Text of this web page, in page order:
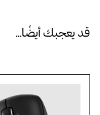
قد يعجبك أيضًا...